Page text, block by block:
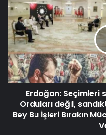
Erdoğan: Seçimleri
Orduları değil,
Bey Bu İşleri Bırakın